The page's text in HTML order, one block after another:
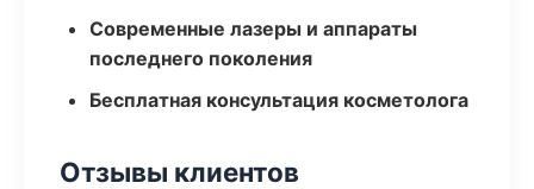
Современные лазеры и аппараты
последнего поколения
Бесплатная консультация косметолога
Отзывы клиентов